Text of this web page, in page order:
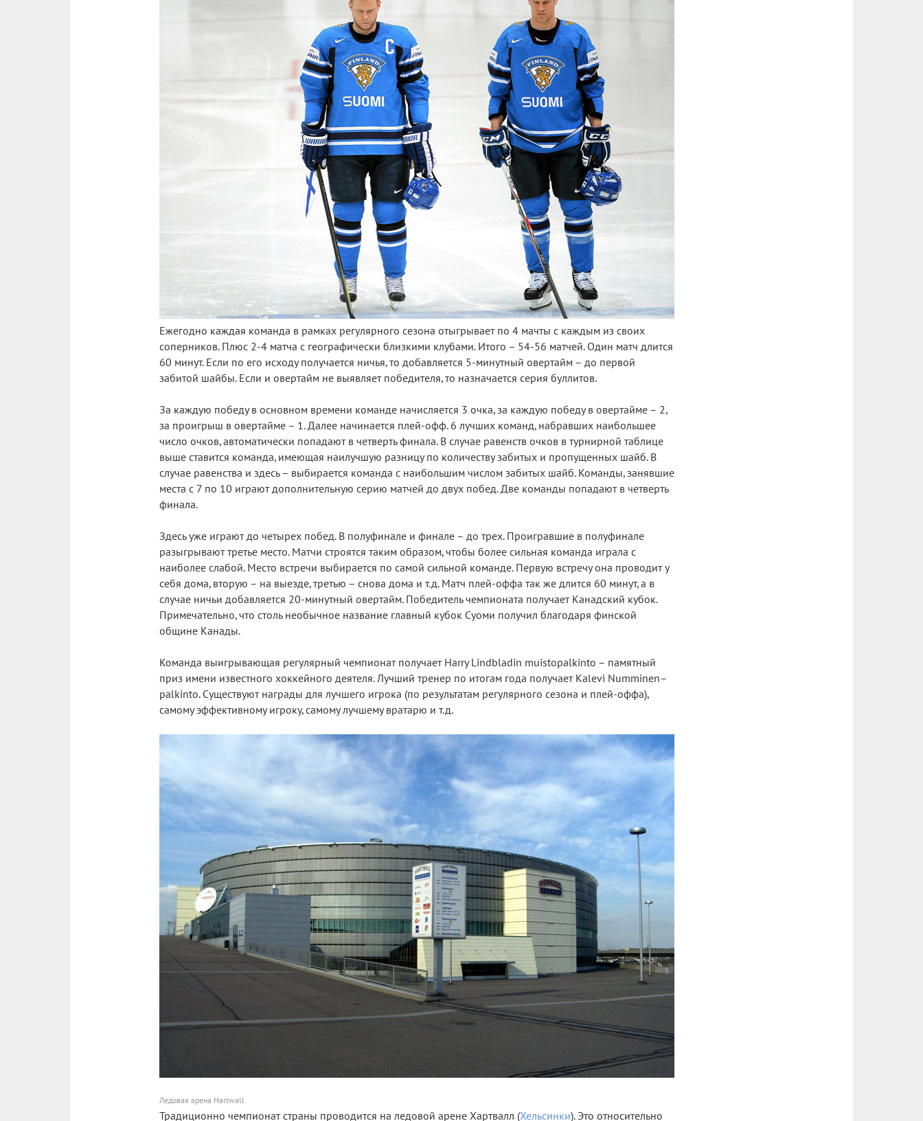
Ежегодно каждая команда в рамках регулярного сезона отыгрывает по 4 мачты с каждым из своих
соперников. Плюс 2-4 матча с географически близкими клубами. Итого – 54-56 матчей. Один матч длится
60 минут. Если по его исходу получается ничья, то добавляется 5-минутный овертайм – до первой
забитой шайбы. Если и овертайм не выявляет победителя, то назначается серия буллитов.
За каждую победу в основном времени команде начисляется 3 очка, за каждую победу в овертайме – 2,
за проигрыш в овертайме – 1. Далее начинается плей-офф. 6 лучших команд, набравших наибольшее
число очков, автоматически попадают в четверть финала. В случае равенств очков в турнирной таблице
выше ставится команда, имеющая наилучшую разницу по количеству забитых и пропущенных шайб. В
случае равенства и здесь – выбирается команда с наибольшим числом забитых шайб. Команды, занявшие
места с 7 по 10 играют дополнительную серию матчей до двух побед. Две команды попадают в четверть
финала.
Здесь уже играют до четырех побед. В полуфинале и финале – до трех. Проигравшие в полуфинале
разыгрывают третье место. Матчи строятся таким образом, чтобы более сильная команда играла с
наиболее слабой. Место встречи выбирается по самой сильной команде. Первую встречу она проводит у
себя дома, вторую – на выезде, третью – снова дома и т.д. Матч плей-оффа так же длится 60 минут, а в
случае ничьи добавляется 20-минутный овертайм. Победитель чемпионата получает Канадский кубок.
Примечательно, что столь необычное название главный кубок Суоми получил благодаря финской
общине Канады.
Команда выигрывающая регулярный чемпионат получает Harry Lindbladin muistopalkinto – памятный
приз имени известного хоккейного деятеля. Лучший тренер по итогам года получает Kalevi Numminen–
palkinto. Существуют награды для лучшего игрока (по результатам регулярного сезона и плей-оффа),
самому эффективному игроку, самому лучшему вратарю и т.д.
Ледовая арена Hartwall
Традиционно чемпионат страны проводится на ледовой арене Хартвалл (Хельсинки). Это относительно